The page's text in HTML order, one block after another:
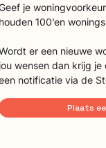
je
houden 100’en
er een nieuwe
jou wensen dan krijg
notificatie via de
Plaats